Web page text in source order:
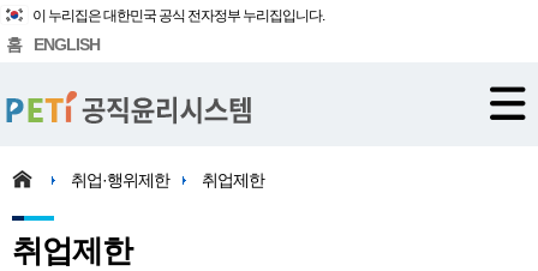
이 누리집은 대한민국 공식 전자정부 누리집입니다.
홈 ENGLISH
취업·행위제한 취업제한
취업제한